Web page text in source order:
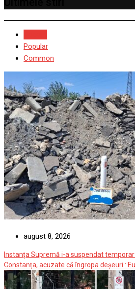
Popular
Common
august 8, 2026
Instanța Supremă i-a suspendat
Constanța, acuzate că îngropa deșeuri :